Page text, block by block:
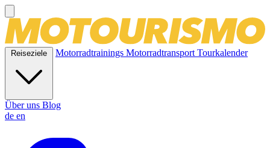
Reiseziele Motorradtrainings MotorradtransportTourkalender
Über uns Blog
de en